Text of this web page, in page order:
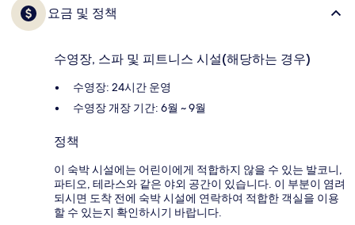
요금 및 정책
수영장, 스파 및 피트니스 시설(해당하는 경우)
수영장: 24시간 운영
수영장 개장 기간: 6월 ~ 9월
정책
이 숙박 시설에는 어린이에게 적합하지 않을 수 있는 발코니,
파티오, 테라스와 같은 야외 공간이 있습니다. 이 부분이 염려
되시면 도착 전에 숙박 시설에 연락하여 적합한 객실을 이용
할 수 있는지 확인하시기 바랍니다.